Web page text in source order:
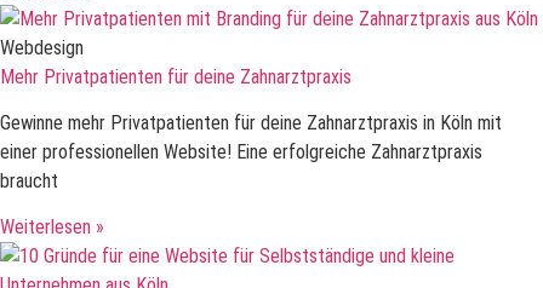
Webdesign
Mehr Privatpatienten für deine Zahnarztpraxis
Gewinne mehr Privatpatienten für deine Zahnarztpraxis in Köln mit
einer professionellen Website! Eine erfolgreiche Zahnarztpraxis
braucht
Weiterlesen »